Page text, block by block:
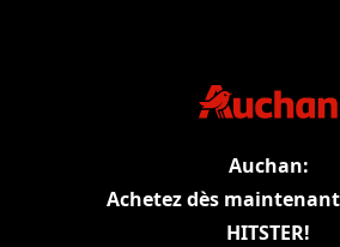
Auchan:
Achetez dès
HITSTER!